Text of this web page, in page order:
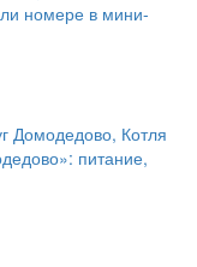
номере в мини-
питание,